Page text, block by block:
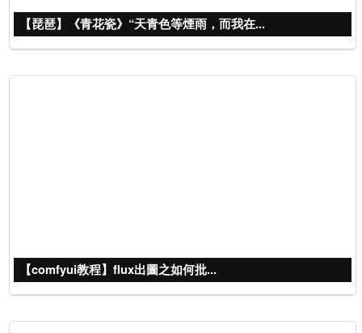
【琵琶】《青花瓷》“天青色等煙雨，而我在...
【comfyui教程】flux出圖之如何批...